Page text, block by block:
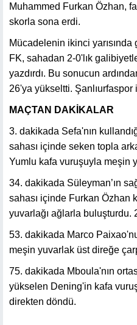
Muhammed Furkan Özhan,
skorla sona erdi.
Mücadelenin ikinci
FK, sahadan 2-0'lık
yazdırdı. Bu sonucun
26'ya yükseltti. Şanlıurfaspor
MAÇTAN DAKİKALAR
3. dakikada Sefa'nın
sahası içinde seken topla
Yumlu kafa vuruşuyla meşin
34. dakikada Süleyman’ın
sahası içinde Furkan Özhan
yuvarlağı ağlarla buluşturdu.
53. dakikada Marco
meşin yuvarlak üst direğe
75. dakikada Mboula'nın
yükselen Dening'in kafa
direkten döndü.